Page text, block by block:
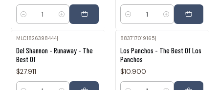
Cantidad Cantidad
MLC1826398444|
Del Shannon - Runaway - The
Best Of
$27.911
883717019165
Los Panchos - The Best Of Los
Panchos
$10.900